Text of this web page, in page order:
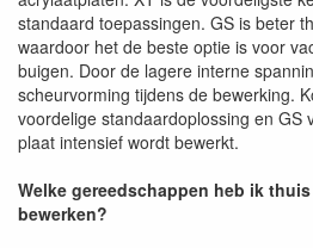
standaard toepassingen. GS is beter
waardoor het de beste optie is voor
buigen. Door de lagere interne
scheurvorming tijdens de bewerking.
voordelige standaardoplossing en GS
plaat intensief wordt bewerkt.
Welke gereedschappen heb ik
bewerken?